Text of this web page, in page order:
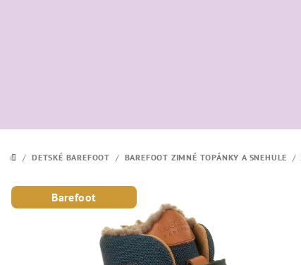
DOMOV
/ DETSKÉ BAREFOOT / BAREFOOT ZIMNÉ TOPÁNKY A SNEHULE /
Barefoot